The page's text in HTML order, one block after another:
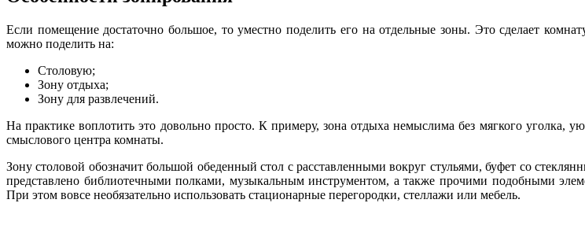
Если помещение достаточно большое, то уместно поделить его на отдельные зоны. Это сделает
можно поделить на:
Столовую;
Зону отдыха;
Зону для развлечений.
На практике воплотить это довольно просто. К примеру, зона отдыха немыслима без мягкого уголка,
смыслового центра комнаты.
Зону столовой обозначит большой обеденный стол с расставленными вокруг стульями, буфет со
представлено библиотечными полками, музыкальным инструментом, а также прочими подобными
При этом вовсе необязательно использовать стационарные перегородки, стеллажи или мебель.